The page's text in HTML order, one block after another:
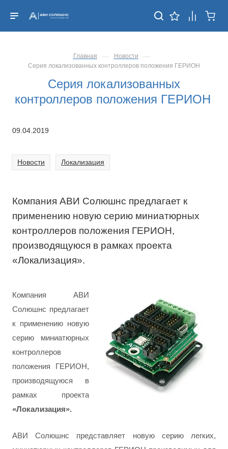
Главная — Новости —
Серия локализованных контроллеров положения ГЕРИОН
Серия локализованных
контроллеров положения ГЕРИОН
09.04.2019
Новости Локализация
Компания АВИ Солюшнс предлагает к
применению новую серию миниатюрных
контроллеров положения ГЕРИОН,
производящуюся в рамках проекта
«Локализация».
Компания АВИ
Солюшнс предлагает
к применению новую
серию миниатюрных
контроллеров
положения ГЕРИОН,
производящуюся в
рамках проекта
«Локализация».
АВИ Солюшнс представляет новую серию легких,